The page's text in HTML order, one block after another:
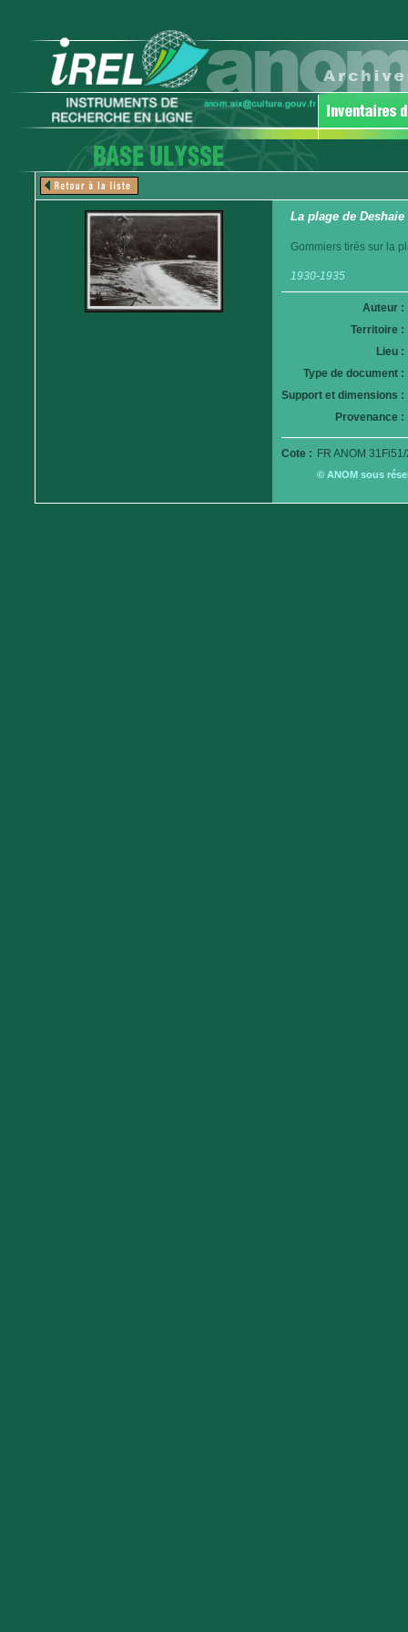
La plage de Deshaie
Gommiers tirés sur la
1930-1935
Auteur :
Territoire :
Lieu :
Type de document :
Support et dimensions :
Provenance :
Cote : FR ANOM
© ANOM sous